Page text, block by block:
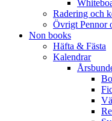
Radering och
Övrigt Pennor
Non books
Häfta & Fästa
Kalendrar